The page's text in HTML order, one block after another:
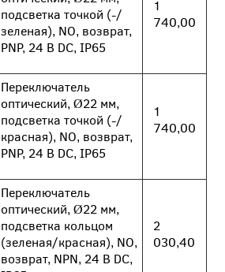
подсветка точкой (-/
зеленая), NO, возврат,
PNP, 24 В DC, IP65
1
740,00
Переключатель
оптический, Ø22 мм,
подсветка точкой (-/
красная), NO, возврат,
PNP, 24 В DC, IP65
1
740,00
Переключатель
оптический, Ø22 мм,
подсветка кольцом
(зеленая/красная), NO,
возврат, NPN, 24 В DC,
2
030,40